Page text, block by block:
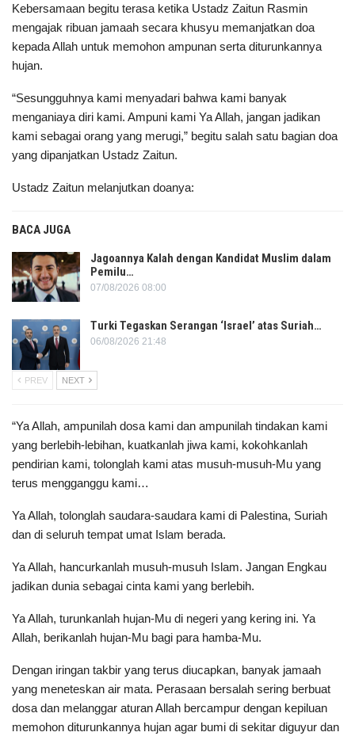
Kebersamaan begitu terasa ketika Ustadz Zaitun Rasmin
mengajak ribuan jamaah secara khusyu memanjatkan doa
kepada Allah untuk memohon ampunan serta diturunkannya
hujan.
“Sesungguhnya kami menyadari bahwa kami banyak
menganiaya diri kami. Ampuni kami Ya Allah, jangan jadikan
kami sebagai orang yang merugi,” begitu salah satu bagian doa
yang dipanjatkan Ustadz Zaitun.
Ustadz Zaitun melanjutkan doanya:
BACA JUGA
Jagoannya Kalah dengan Kandidat Muslim dalam
Pemilu…
07/08/2026 08:00
Turki Tegaskan Serangan ‘Israel’ atas Suriah…
06/08/2026 21:48
PREV NEXT
“Ya Allah, ampunilah dosa kami dan ampunilah tindakan kami
yang berlebih-lebihan, kuatkanlah jiwa kami, kokohkanlah
pendirian kami, tolonglah kami atas musuh-musuh-Mu yang
terus mengganggu kami…
Ya Allah, tolonglah saudara-saudara kami di Palestina, Suriah
dan di seluruh tempat umat Islam berada.
Ya Allah, hancurkanlah musuh-musuh Islam. Jangan Engkau
jadikan dunia sebagai cinta kami yang berlebih.
Ya Allah, turunkanlah hujan-Mu di negeri yang kering ini. Ya
Allah, berikanlah hujan-Mu bagi para hamba-Mu.
Dengan iringan takbir yang terus diucapkan, banyak jamaah
yang meneteskan air mata. Perasaan bersalah sering berbuat
dosa dan melanggar aturan Allah bercampur dengan kepiluan
memohon diturunkannya hujan agar bumi di sekitar diguyur dan